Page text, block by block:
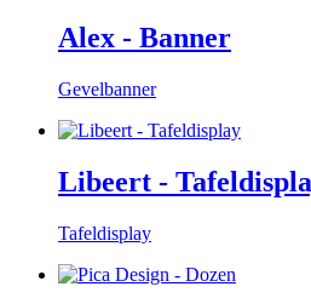
Alex - Banner
Gevelbanner
Libeert -
Tafeldisplay